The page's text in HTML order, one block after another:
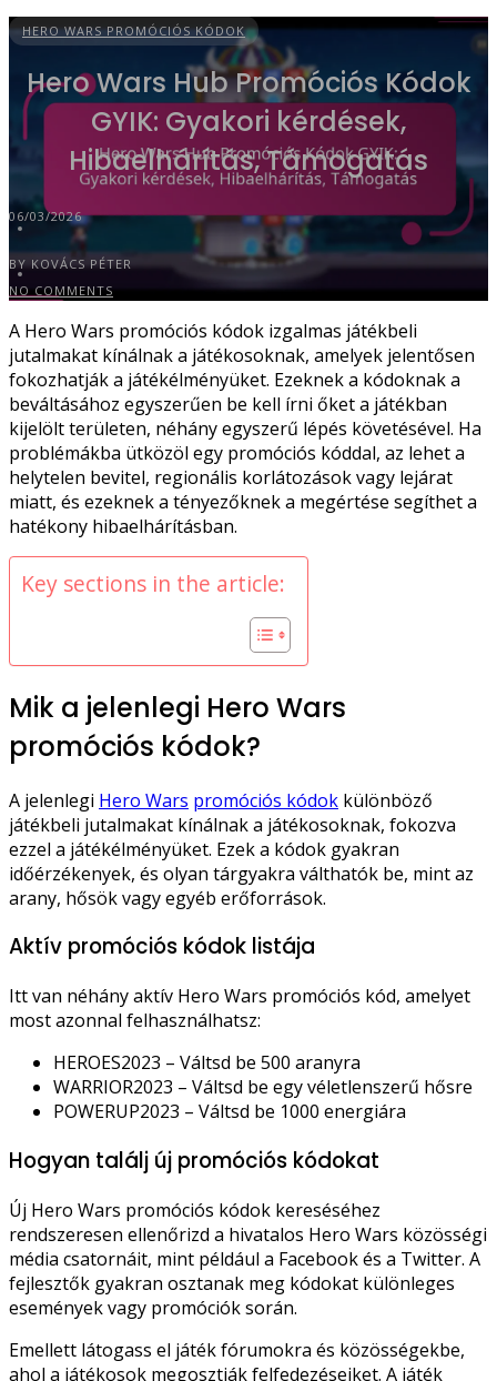
HERO WARS PROMÓCIÓS KÓDOK
Hero Wars Hub Promóciós Kódok
GYIK: Gyakori kérdések,
Hibaelhárítás, Támogatás
06/03/2026
BY KOVÁCS PÉTER
NO COMMENTS
A Hero Wars promóciós kódok izgalmas játékbeli
jutalmakat kínálnak a játékosoknak, amelyek jelentősen
fokozhatják a játékélményüket. Ezeknek a kódoknak a
beváltásához egyszerűen be kell írni őket a játékban
kijelölt területen, néhány egyszerű lépés követésével. Ha
problémákba ütközöl egy promóciós kóddal, az lehet a
helytelen bevitel, regionális korlátozások vagy lejárat
miatt, és ezeknek a tényezőknek a megértése segíthet a
hatékony hibaelhárításban.
Key sections in the article:
Mik a jelenlegi Hero Wars
promóciós kódok?
A jelenlegi Hero Wars promóciós kódok különböző
játékbeli jutalmakat kínálnak a játékosoknak, fokozva
ezzel a játékélményüket. Ezek a kódok gyakran
időérzékenyek, és olyan tárgyakra válthatók be, mint az
arany, hősök vagy egyéb erőforrások.
Aktív promóciós kódok listája
Itt van néhány aktív Hero Wars promóciós kód, amelyet
most azonnal felhasználhatsz:
HEROES2023 – Váltsd be 500 aranyra
WARRIOR2023 – Váltsd be egy véletlenszerű hősre
POWERUP2023 – Váltsd be 1000 energiára
Hogyan találj új promóciós kódokat
Új Hero Wars promóciós kódok kereséséhez
rendszeresen ellenőrizd a hivatalos Hero Wars közösségi
média csatornáit, mint például a Facebook és a Twitter. A
fejlesztők gyakran osztanak meg kódokat különleges
események vagy promóciók során.
Emellett látogass el játék fórumokra és közösségekbe,
ahol a játékosok megosztják felfedezéseiket. A játék